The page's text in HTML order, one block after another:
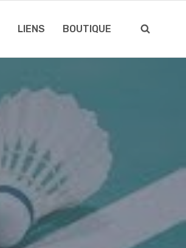
LIENS BOUTIQUE